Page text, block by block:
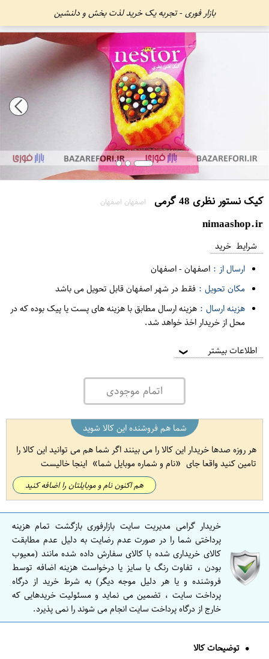
بازار فوری - تجربه یک خرید لذت بخش و دلنشین
کیک نستور نظری 48 گرمی اصفهان اصفهان
nimaashop.ir
شرایط خرید
ارسال از : اصفهان-اصفهان
مکان تحویل : فقط در شهر اصفهان قابل تحویل می باشد
هزینه ارسال : هزینه ارسال مطابق با هزینه های پست یا پیک بوده که در
محل از خریدار اخذ خواهد شد.
اطلاعات بیشتر ❯
اتمام موجودی
شما هم فروشنده این کالا شوید
هر روزه صدها خریدار این کالا را می بینند اگر شما هم می توانید این کالا را
تامین کنید واقعا جای
نام و شماره موبایل شما اینجا خالیست
هم اکنون نام و موبایلتان را اضافه کنید
خریدار گرامی مدیریت سایت بازارفوری بازگشت تمام هزینه
پرداختی شما را در صورت عدم رضایت به دلیل عدم مطابقت
کالای خریداری شده با کالای سفارش داده شده مانند (معیوب
بودن ، تفاوت رنگ یا سایز یا درخواست هزینه اضافه توسط
فروشنده و یا هر دلیل موجه دیگر) به شرط خرید از درگاه
پرداخت سایت ، تضمین می نماید و مسئولیت خریدهایی که
خارج از درگاه پرداخت سایت انجام می شوند را نمی پذیرد.
توضیحات کالا